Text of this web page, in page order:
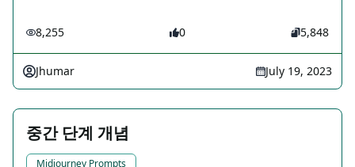
8,255 0 5,848
Jhumar July 19, 2023
중간 단계 개념
Midjourney Prompts